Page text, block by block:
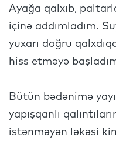
Ayağa qalxıb,
içinə addımladım.
yuxarı doğru
hiss etməyə
Bütün bədənimə
yapışqanlı
istənməyən ləkəsi